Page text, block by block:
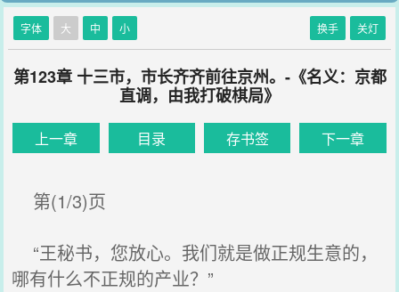
字体 大 中 小 换手 关灯
第123章 十三市，市长齐齐前往京州。-《名义：京都
直调，由我打破棋局》
上一章 目录 存书签 下一章
第(1/3)页
“王秘书，您放心。我们就是做正规生意的，
哪有什么不正规的产业？”